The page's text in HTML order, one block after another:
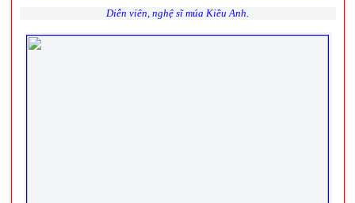
Diễn viên, nghệ sĩ múa Kiều Anh.